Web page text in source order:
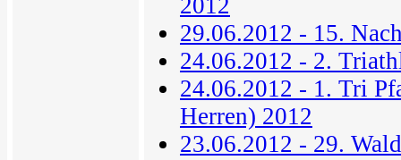
29.06.2012 - 15.
24.06.2012 - 2.
24.06.2012 - 1. Tri
Herren) 2012
23.06.2012 - 29.